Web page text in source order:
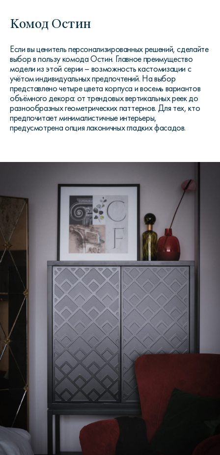
Комод Остин
Если вы ценитель персонализированных решений, сделайте
выбор в пользу комода Остин. Главное преимущество
модели из этой серии – возможность кастомизации с
учётом индивидуальных предпочтений. На выбор
представлено четыре цвета корпуса и восемь вариантов
объёмного декора: от трендовых вертикальных реек до
разнообразных геометрических паттернов. Для тех, кто
предпочитает минималистичные интерьеры,
предусмотрена опция лаконичных гладких фасадов.